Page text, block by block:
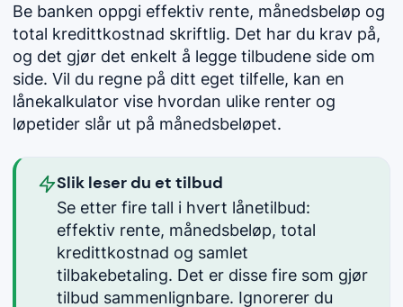
Be banken oppgi effektiv rente, månedsbeløp og
total kredittkostnad skriftlig. Det har du krav på,
og det gjør det enkelt å legge tilbudene side om
side. Vil du regne på ditt eget tilfelle, kan en
lånekalkulator vise hvordan ulike renter og
løpetider slår ut på månedsbeløpet.
Slik leser du et tilbud
Se etter fire tall i hvert lånetilbud:
effektiv rente, månedsbeløp, total
kredittkostnad og samlet
tilbakebetaling. Det er disse fire som gjør
tilbud sammenlignbare. Ignorerer du